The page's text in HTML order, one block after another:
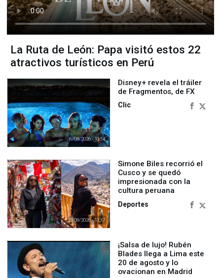
La Ruta de León: Papa visitó estos 22
atractivos turísticos en Perú
6/08/2026 - 10:54
Disney+ revela el tráiler
de Fragmentos, de FX
Clic
5/08/2026 - 13:17
Simone Biles recorrió el
Cusco y se quedó
impresionada con la
cultura peruana
Deportes
¡Salsa de lujo! Rubén
Blades llega a Lima este
20 de agosto y lo
ovacionan en Madrid